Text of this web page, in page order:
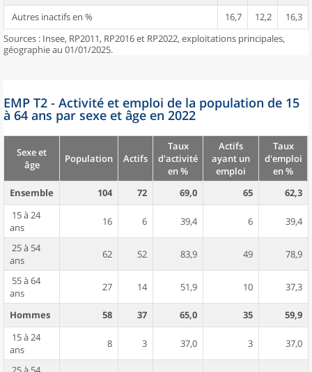
Autres inactifs en %
16,7 12,2
16,3
Sources : Insee, RP2011, RP2016 et RP2022, exploitations principales,
géographie au 01/01/2025.
EMP T2 - Activité et emploi de la population de 15
à 64 ans par sexe et âge en 2022
Sexe et
âge
Population Actifs
Taux
d'activité
en %
Actifs
ayant un
emploi
Taux
d'emploi
en %
Ensemble
104 72 69,0 65
62,3
15 à 24
ans
16 6 39,4 6 39,4
25 à 54
ans
62 52 83,9 49 78,9
55 à 64
ans
27 14 51,9 10 37,3
Hommes 58 37 65,0 35
59,9
15 à 24
ans
8 3 37,0 3 37,0